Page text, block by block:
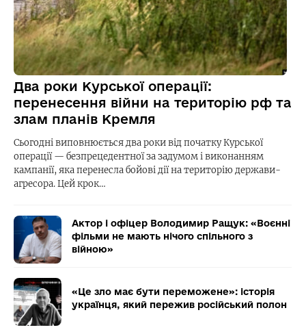
Два роки Курської операції:
перенесення війни на територію рф та
злам планів Кремля
Сьогодні виповнюється два роки від початку Курської
операції — безпрецедентної за задумом і виконанням
кампанії, яка перенесла бойові дії на територію держави-
агресора. Цей крок…
Актор і офіцер Володимир Ращук: «Воєнні
фільми не мають нічого спільного з
війною»
«Це зло має бути переможене»: історія
українця, який пережив російський полон